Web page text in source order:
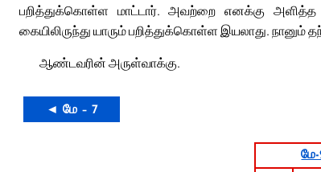
பறித்துக்கொள்ள மாட்டார். அவற்றை எனக்கு
கையிலிருந்து யாரும் பறித்துக்கொள்ள இயலாது. நானும்
ஆண்டவரின் அருள்வாக்கு.
◄ மே – 7